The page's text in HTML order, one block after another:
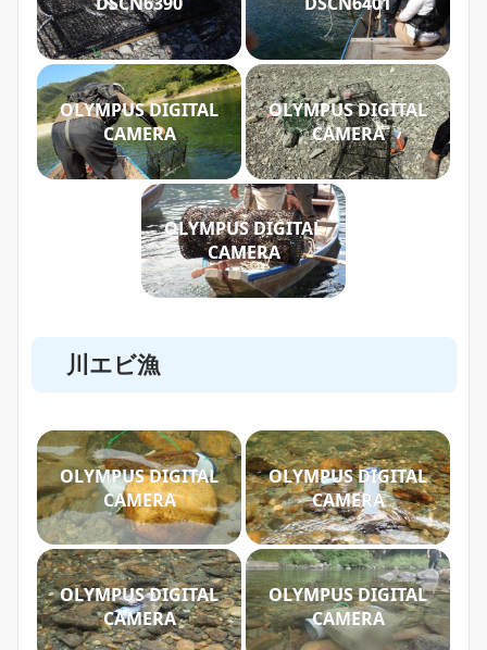
OLYMPUS DIGITAL
CAMERA
OLYMPUS DIGITAL
CAMERA
OLYMPUS DIGITAL
CAMERA
川エビ漁
OLYMPUS DIGITAL
CAMERA
OLYMPUS DIGITAL
CAMERA
OLYMPUS DIGITAL
CAMERA
OLYMPUS DIGITAL
CAMERA